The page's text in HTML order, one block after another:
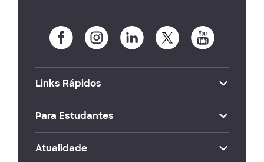
Links Rápidos
Para Estudantes
Atualidade